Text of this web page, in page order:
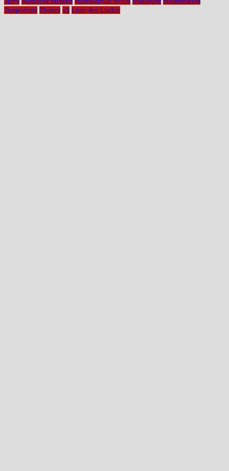
Tempodrom Theater u5 Unter den Linden